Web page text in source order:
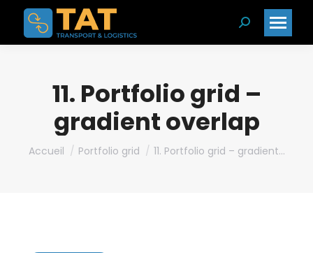
Search:
11. Portfolio grid –
gradient overlap
Vous êtes ici :
Accueil Portfolio grid 11. Portfolio grid – gradient…